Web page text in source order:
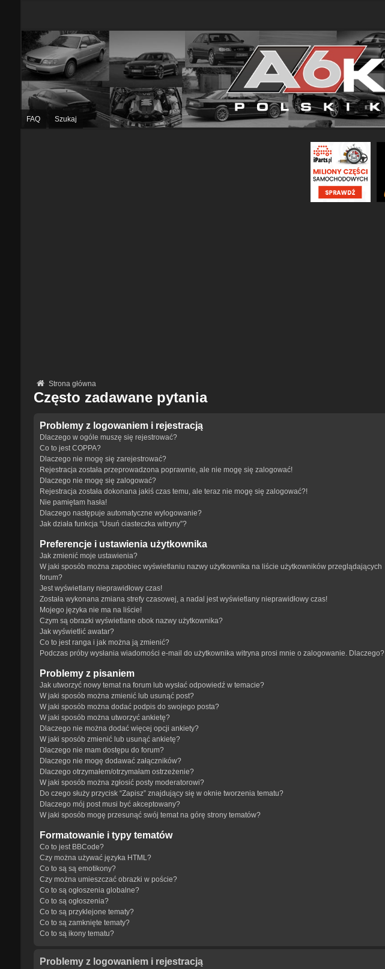
FAQ Szukaj
Strona główna
Często zadawane pytania
Problemy z logowaniem i rejestracją
Dlaczego w ogóle muszę się rejestrować?
Co to jest COPPA?
Dlaczego nie mogę się zarejestrować?
Rejestracja została przeprowadzona poprawnie, ale nie mogę się zalogować!
Dlaczego nie mogę się zalogować?
Rejestracja została dokonana jakiś czas temu, ale teraz nie mogę się zalogować?!
Nie pamiętam hasła!
Dlaczego następuje automatyczne wylogowanie?
Jak działa funkcja “Usuń ciasteczka witryny”?
Preferencje i ustawienia użytkownika
Jak zmienić moje ustawienia?
W jaki sposób można zapobiec wyświetlaniu nazwy użytkownika na liście użytkowników przeglądających
forum?
Jest wyświetlany nieprawidłowy czas!
Została wykonana zmiana strefy czasowej, a nadal jest wyświetlany nieprawidłowy czas!
Mojego języka nie ma na liście!
Czym są obrazki wyświetlane obok nazwy użytkownika?
Jak wyświetlić awatar?
Co to jest ranga i jak można ją zmienić?
Podczas próby wysłania wiadomości e-mail do użytkownika witryna prosi mnie o zalogowanie. Dlaczego?
Problemy z pisaniem
Jak utworzyć nowy temat na forum lub wysłać odpowiedź w temacie?
W jaki sposób można zmienić lub usunąć post?
W jaki sposób można dodać podpis do swojego posta?
W jaki sposób można utworzyć ankietę?
Dlaczego nie można dodać więcej opcji ankiety?
W jaki sposób zmienić lub usunąć ankietę?
Dlaczego nie mam dostępu do forum?
Dlaczego nie mogę dodawać załączników?
Dlaczego otrzymałem/otrzymałam ostrzeżenie?
W jaki sposób można zgłosić posty moderatorowi?
Do czego służy przycisk “Zapisz” znajdujący się w oknie tworzenia tematu?
Dlaczego mój post musi być akceptowany?
W jaki sposób mogę przesunąć swój temat na górę strony tematów?
Formatowanie i typy tematów
Co to jest BBCode?
Czy można używać języka HTML?
Co to są są emotikony?
Czy można umieszczać obrazki w poście?
Co to są ogłoszenia globalne?
Co to są ogłoszenia?
Co to są przyklejone tematy?
Co to są zamknięte tematy?
Co to są ikony tematu?
Problemy z logowaniem i rejestracją